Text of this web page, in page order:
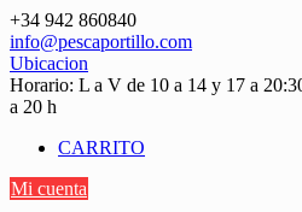
Saltar
contenido
+34 942 860840
info@pescaportillo.com
Ubicacion
Horario: L a V de 10 a 14 y 17 a
a 20 h
CARRITO
Mi cuenta